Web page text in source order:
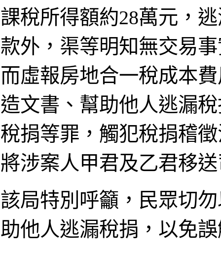
課稅所得額約28萬元，
款外，渠等明知無交易
而虛報房地合一稅成本
造文書、幫助他人逃漏
稅捐等罪，觸犯稅捐稽
將涉案人甲君及乙君移
該局特別呼籲，民眾切
助他人逃漏稅捐，以免